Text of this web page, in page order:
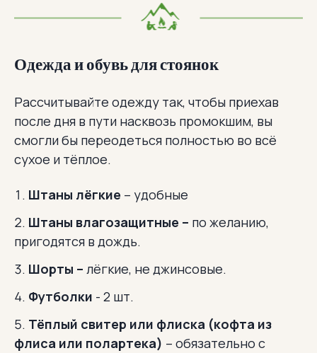
Одежда и обувь для стоянок
Рассчитывайте одежду так, чтобы приехав
после дня в пути насквозь промокшим, вы
смогли бы переодеться полностью во всё
сухое и тёплое.
Штаны лёгкие – удобные
Штаны влагозащитные – по желанию,
пригодятся в дождь.
Шорты – лёгкие, не джинсовые.
Футболки - 2 шт.
Тёплый свитер или флиска (кофта из
флиса или полартека) – обязательно с